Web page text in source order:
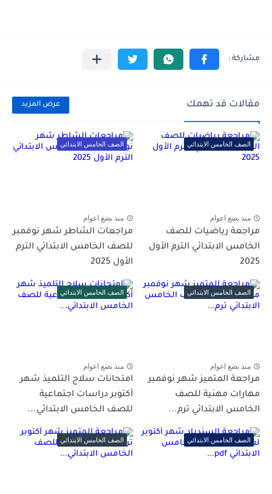
مقالات قد تهمك عرض المزيد
الصف الخامس الابتدائي
منذ بضع اعوام
مراجعة رياضيات للصف
الخامس الابتدائي الترم الأول
2025
الصف الخامس الابتدائي
منذ بضع اعوام
مراجعات الشاطر شهر نوفمبر
للصف الخامس الابتدائي الترم
الأول 2025
الصف الخامس الابتدائي
منذ بضع اعوام
مراجعة المتميز شهر نوفمبر
مهارات مهنية للصف
الخامس الابتدائي ترم...
الصف الخامس الابتدائي
منذ بضع اعوام
امتحانات سلاح التلميذ شهر
أكتوبر دراسات اجتماعية
للصف الخامس الابتدائي...
الصف الخامس الابتدائي الصف الخامس الابتدائي